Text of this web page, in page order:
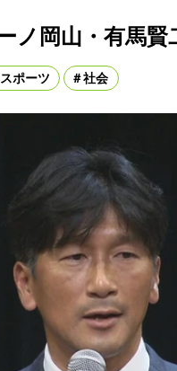
ノ岡山・有馬賢
スポーツ 社会